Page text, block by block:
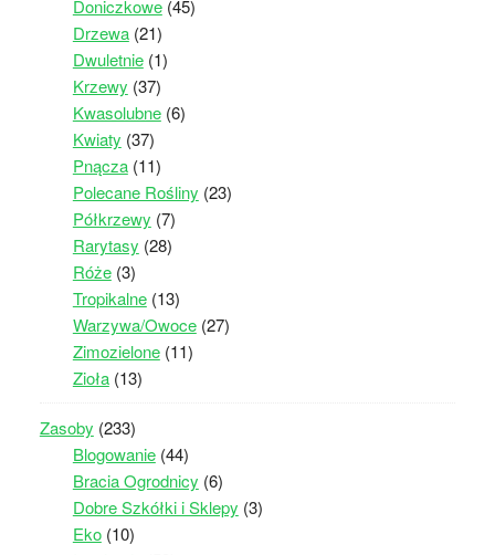
Doniczkowe(45)
Drzewa(21)
Dwuletnie(1)
Krzewy (37)
Kwasolubne(6)
Kwiaty (37)
Pnącza(11)
Polecane Rośliny (23)
Półkrzewy (7)
Rarytasy (28)
Róże(3)
Tropikalne(13)
Warzywa/Owoce(27)
Zimozielone(11)
Zioła(13)
Zasoby (233)
Blogowanie(44)
Bracia Ogrodnicy (6)
Dobre Szkółki i Sklepy (3)
Eko(10)